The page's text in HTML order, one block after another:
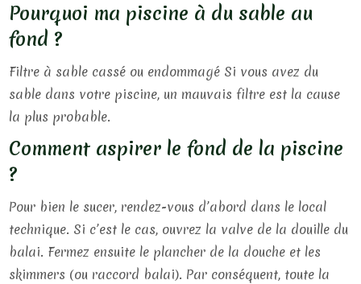
Pourquoi ma piscine à du sable au
fond ?
Filtre à sable cassé ou endommagé Si vous avez du
sable dans votre piscine, un mauvais filtre est la cause
la plus probable.
Comment aspirer le fond de la piscine
?
Pour bien le sucer, rendez-vous d’abord dans le local
technique. Si c’est le cas, ouvrez la valve de la douille du
balai. Fermez ensuite le plancher de la douche et les
skimmers (ou raccord balai). Par conséquent, toute la